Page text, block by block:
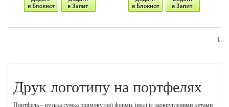
1
Друк логотипу на портфелях
Портфель – вузька сумка прямокутної форми, іноді із заокругленими кутами